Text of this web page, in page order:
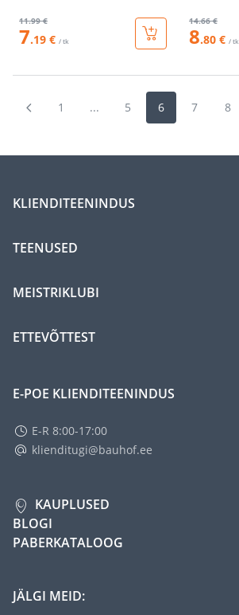
11.99 €
7.19 € / tk
14.66 €
8.80 € / tk
1 ... 5 6 7 8
KLIENDITEENINDUS
TEENUSED
MEISTRIKLUBI
ETTEVÕTTEST
E-POE KLIENDITEENINDUS
E-R 8:00-17:00
klienditugi@bauhof.ee
KAUPLUSED
BLOGI
PABERKATALOOG
JÄLGI MEID: